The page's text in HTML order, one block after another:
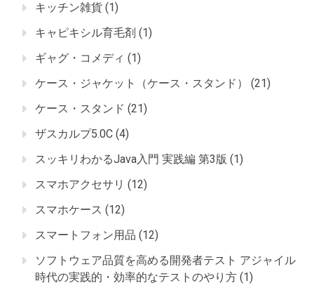
キッチン雑貨 (1)
キャピキシル育毛剤 (1)
ギャグ・コメディ (1)
ケース・ジャケット（ケース・スタンド）
(21)
ケース・スタンド (21)
ザスカルプ5.0C (4)
スッキリわかるJava入門 実践編 第3版 (1)
スマホアクセサリ (12)
スマホケース (12)
スマートフォン用品 (12)
ソフトウェア品質を高める開発者テスト アジャイル
時代の実践的・効率的なテストのやり方 (1)